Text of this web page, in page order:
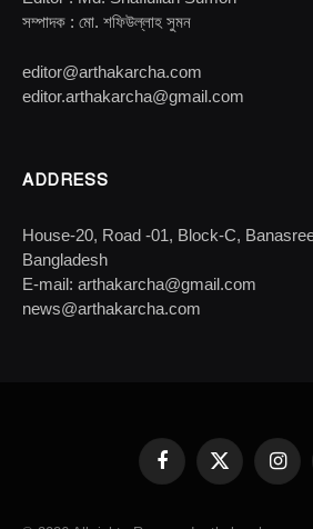
সম্পাদক : মো. শফিউল্লাহ সুমন
editor@arthakarcha.com
editor.arthakarcha@gmail.com
ADDRESS
House-20, Road -01, Block-C,
Bangladesh
E-mail: arthakarcha@gmail.com
news@arthakarcha.com
FacebookX